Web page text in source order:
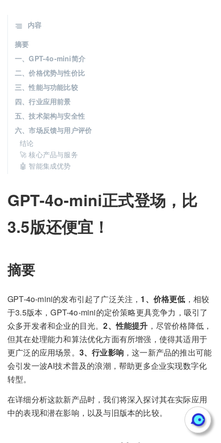
GPT-4o-mini正式登场，比
3.5版还便宜！
摘要
GPT-4o-mini的发布引起了广泛关注， 1、价格更低 ，相较
于3.5版本，GPT-4o-mini的定价策略更具竞争力，吸引了
众多开发者和企业的目光。2、性能提升 ，尽管价格降低，
但其在处理能力和算法优化方面有所增强，使得其适用于
更广泛的应用场景。 3、行业影响 ，这一新产品的推出可能
会引发一波AI技术普及的浪潮，帮助更多企业实现数字化
转型。
在详细分析这款新产品时，我们将深入探讨其在实际应用
中的表现和潜在影响，以及与旧版本的比较。
内容
摘要
一、GPT-4o-mini简介
二、价格优势与性价比
三、性能与功能比较
四、行业应用前景
五、技术架构与安全性
六、市场反馈与用户评价
结论
🚀 核心产品与服务
🤖 智能集成优势